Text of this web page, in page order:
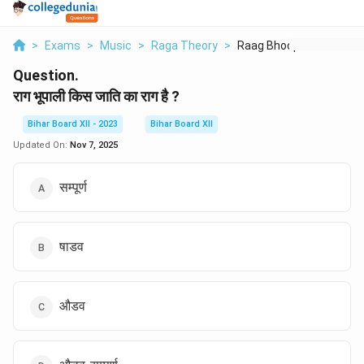
> Exams > Music > Raga Theory > Raag Bhoopali Kis Ja...
Question.
राग भूपाली किस जाति का राग है ?
Bihar Board XII - 2023
Bihar Board XII
Updated On: Nov 7, 2025
सम्पूर्ण
षाडव
औडव